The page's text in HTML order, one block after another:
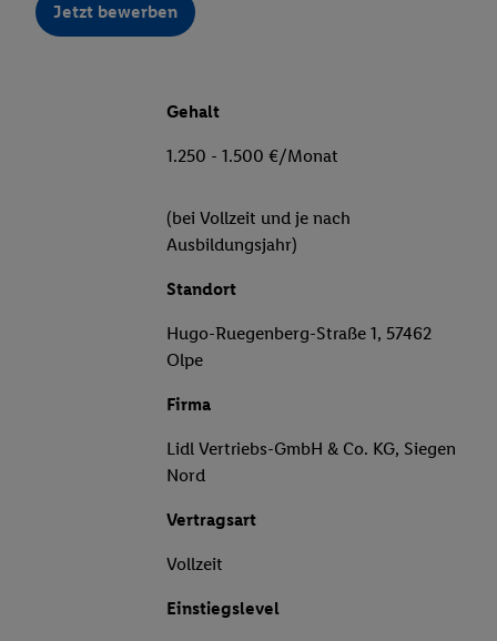
Jetzt bewerben
Gehalt
1.250 - 1.500 €/Monat
(bei Vollzeit und je nach
Ausbildungsjahr)
Standort
Hugo-Ruegenberg-Straße 1, 57462
Olpe
Firma
Lidl Vertriebs-GmbH & Co. KG, Siegen
Nord
Vertragsart
Vollzeit
Einstiegslevel